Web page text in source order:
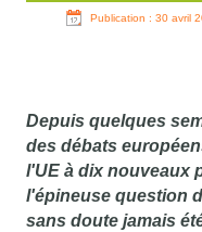
Publication : 30 avril
Depuis quelques
des débats
l'UE à dix nouveaux
l'épineuse question
sans doute jamais